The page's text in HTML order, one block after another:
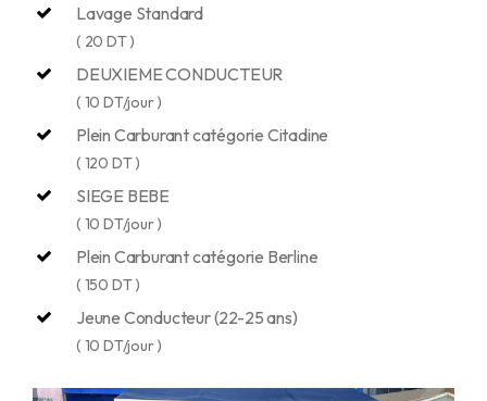
Lavage Standard
( 20 DT )
DEUXIEME CONDUCTEUR
( 10 DT/jour )
Plein Carburant catégorie Citadine
( 120 DT )
SIEGE BEBE
( 10 DT/jour )
Plein Carburant catégorie Berline
( 150 DT )
Jeune Conducteur (22-25 ans)
( 10 DT/jour )